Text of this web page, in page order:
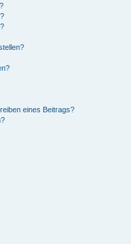
eines Beitrags?